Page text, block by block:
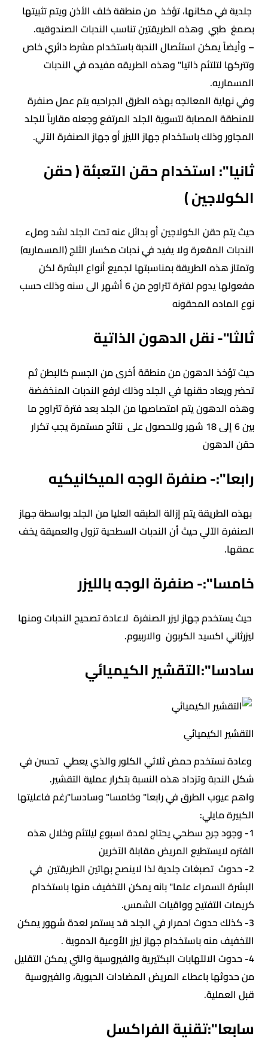
جلدية في مكانها، تؤخذ من منطقة خلف الأذن ويتم تثبيتها
بصمغ طبي وهذه الطريقتين تناسب الندبات الصندوقيه.
– وأيضاً يمكن استئصال الندبة باستخدام مشرط دائري خاص
وتتركها لتلتئم ذاتيا" وهذه الطريقه مفيده في الندبات
المسماريه.
وفي نهاية المعالجه بهذه الطرق الجراحيه يتم عمل صنفرة
للمنطقة المصابة لتسوية الجلد المرتفع وجعله مقارباً للجلد
المجاور وذلك باستخدام جهاز الليزر أو جهاز الصنفرة الآلي.
ثانيا": استخدام حقن التعبئة ( حقن
الكولاجين )
حيث يتم حقن الكولاجين أو بدائل عنه تحت الجلد لشد وملء
الندبات المقعرة ولا يفيد في ندبات مكسار الثلج (المسماريه)
وتمتاز هذه الطريقة بمناسبتها لجميع أنواع البشرة لكن
مفعولها يدوم لفترة تتراوح من 6 أشهر الى سنه وذلك حسب
نوع الماده المحقونه
ثالثا"- نقل الدهون الذاتية
حيث تؤخذ الدهون من منطقة أخرى من الجسم كالبطن ثم
تحضر ويعاد حقنها في الجلد وذلك لرفع الندبات المنخفضة
وهذه الدهون يتم امتصاصها من الجلد بعد فترة تتراوح ما
بين 6 إلى 18 شهر وللحصول على نتائج مستمرة يجب تكرار
حقن الدهون
رابعا":- صنفرة الوجه الميكانيكيه
بهذه الطريقة يتم إزالة الطبقه العليا من الجلد بواسطة جهاز
الصنفرة الآلي حيث أن الندبات السطحية تزول والعميقة يخف
عمقها.
خامسا":- صنفرة الوجه بالليزر
حيث يستخدم جهاز ليزر الصنفرة لاعادة تصحيح الندبات ومنها
ليزرثاني اكسيد الكربون والاربيوم.
سادسا":التقشير الكيميائي
التقشير الكيميائي
وعادة نستخدم حمض ثلاثي الكلور والذي يعطي تحسن في
شكل الندبة وتزداد هذه النسبة بتكرار عملية التقشير.
واهم عيوب الطرق في رابعا" وخامسا" وسادسا"رغم فاعليتها
الكبيرة مايلي:
1- وجود جرح سطحي يحتاج لمدة اسبوع ليلتئم وخلال هذه
الفتره لايستطيع المريض مقابلة الآخرين
2- حدوث تصبغات جلدية لذا لاينصح بهاتين الطريقتين في
البشرة السمراء علما" بانه يمكن التخفيف منها باستخدام
كريمات التفتيح وواقيات الشمس.
3- كذلك حدوث احمرار في الجلد قد يستمر لعدة شهور يمكن
التخفيف منه باستخدام جهاز ليزر الأوعية الدموية .
4- حدوث الالتهابات البكتيرية والفيروسية والتي يمكن التقليل
من حدوثها باعطاء المريض المضادات الحيوية، والفيروسية
قبل العملية.
سابعا":تقنية الفراكسل